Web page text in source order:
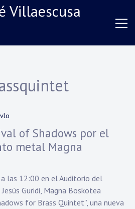
Villaescusa
of Shadows por el
metal Magna
las 12:00 en el Auditorio del
Guridi, Magna Boskotea
for Brass Quintet”, una nueva